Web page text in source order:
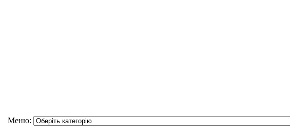
Меню: